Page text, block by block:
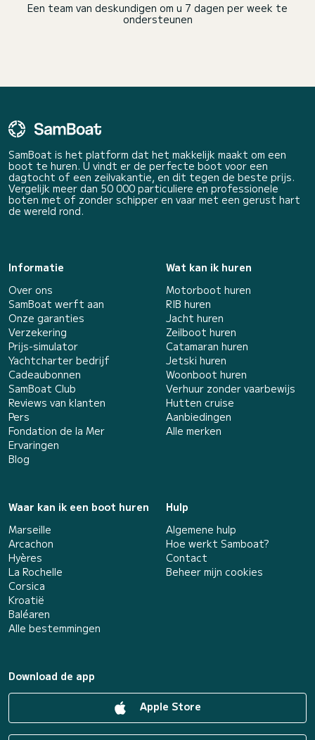
Een team van deskundigen om u 7 dagen per week te
ondersteunen
SamBoat is het platform dat het makkelijk maakt om een
boot te huren. U vindt er de perfecte boot voor een
dagtocht of een zeilvakantie, en dit tegen de beste prijs.
Vergelijk meer dan 50 000 particuliere en professionele
boten met of zonder schipper en vaar met een gerust hart
de wereld rond.
Informatie
Over ons
SamBoat werft aan
Onze garanties
Verzekering
Prijs-simulator
Yachtcharter bedrijf
Cadeaubonnen
SamBoat Club
Reviews van klanten
Pers
Fondation de la Mer
Ervaringen
Blog
Wat kan ik huren
Motorboot huren
RIB huren
Jacht huren
Zeilboot huren
Catamaran huren
Jetski huren
Woonboot huren
Verhuur zonder vaarbewijs
Hutten cruise
Aanbiedingen
Alle merken
Waar kan ik een boot huren
Marseille
Arcachon
Hyères
La Rochelle
Corsica
Kroatië
Baléaren
Alle bestemmingen
Hulp
Algemene hulp
Hoe werkt Samboat?
Contact
Beheer mijn cookies
Download de app
Apple Store